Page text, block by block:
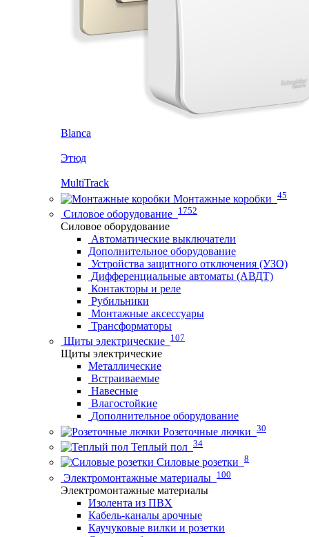
Blanca
Этюд
MultiTrack
Монтажные коробки 45
Силовое оборудование 1752
Силовое оборудование
Автоматические выключатели
Дополнительное оборудование
Устройства защитного отключения (УЗО)
Дифференциальные автоматы (АВДТ)
Контакторы и реле
Рубильники
Монтажные аксессуары
Трансформаторы
Щиты электрические 107
Щиты электрические
Металлические
Встраиваемые
Навесные
Влагостойкие
Дополнительное оборудование
Розеточные лючки 30
Теплый пол 34
Силовые розетки 8
Электромонтажные материалы 100
Электромонтажные материалы
Изолента из ПВХ
Кабель-каналы арочные
Каучуковые вилки и розетки